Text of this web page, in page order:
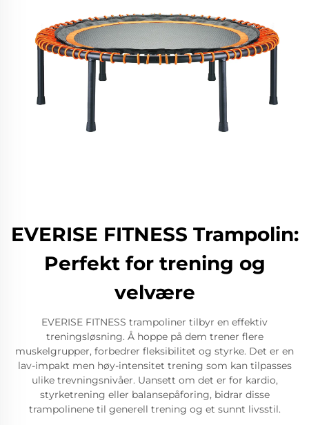
EVERISE FITNESS Trampolin:
Perfekt for trening og
velvære
EVERISE FITNESS trampoliner tilbyr en effektiv
treningsløsning. Å hoppe på dem trener flere
muskelgrupper, forbedrer fleksibilitet og styrke. Det er en
lav-impakt men høy-intensitet trening som kan tilpasses
ulike trevningsnivåer. Uansett om det er for kardio,
styrketrening eller balansepåforing, bidrar disse
trampolinene til generell trening og et sunnt livsstil.